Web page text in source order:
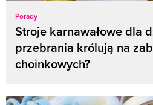
Porady
Stroje karnawałowe dla
przebrania królują na
choinkowych?